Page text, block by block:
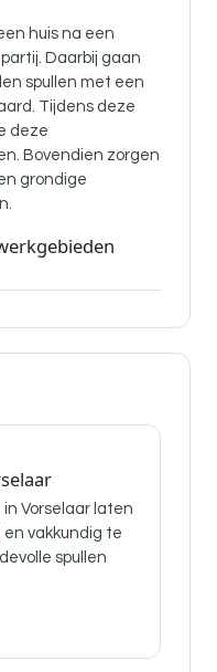
huis na een
Daarbij gaan
spullen met een
Tijdens deze
deze
Bovendien zorgen
grondige
Vorselaar laten
en vakkundig te
spullen